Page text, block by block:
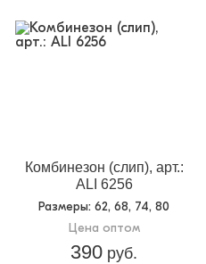
Комбинезон (слип), арт.:
ALI 6256
Размеры: 62, 68, 74, 80
Цена оптом
390 руб.